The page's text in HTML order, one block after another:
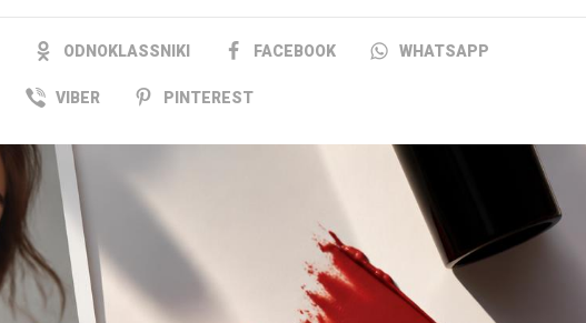
ODNOKLASSNIKI FACEBOOK WHATSAPP
VIBER PINTEREST